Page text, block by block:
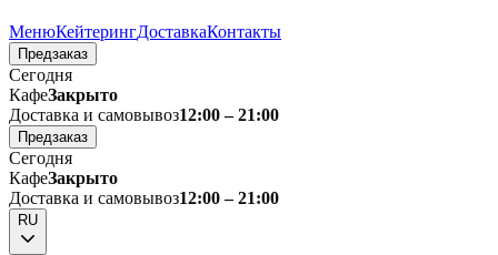
МенюКейтерингДоставкаКонтакты
Предзаказ
Сегодня
КафеЗакрыто
Доставка и самовывоз12:00 – 21:00
Предзаказ
Сегодня
КафеЗакрыто
Доставка и самовывоз12:00 – 21:00
RU